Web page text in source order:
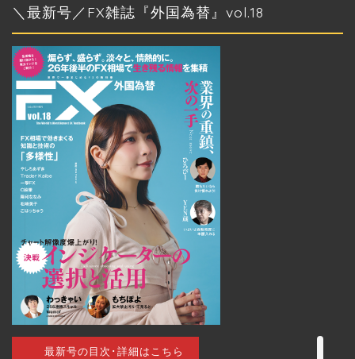
カ
＼最新号／FX雑誌『外国為替』vol.18
最新号の目次･詳細はこちら
トップページ
発売のお知らせ
トレードアイデア
最新記事（すべての記事）